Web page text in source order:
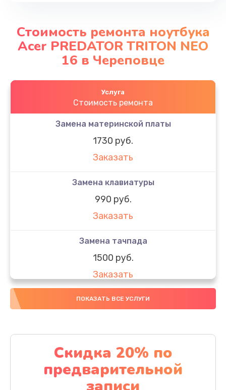
Стоимость ремонта ноутбука
Acer PREDATOR TRITON NEO
16 в Череповце
Услуга
Стоимость ремонта
Замена материнской платы
1730 руб.
Заказать
Замена клавиатуры
990 руб.
Заказать
Замена тачпада
1500 руб.
Заказать
Замена южного моста
Заказать
Чистка от пыли
1060 руб.
ПОКАЗАТЬ ВСЕ УСЛУГИ
Скидка 20% по
предварительной